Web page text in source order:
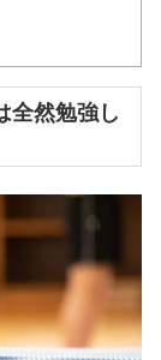
全然勉強し